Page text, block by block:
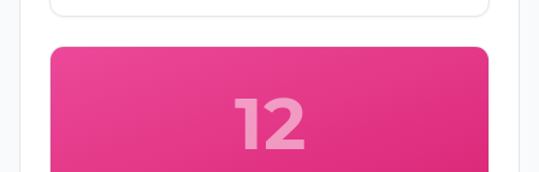
12